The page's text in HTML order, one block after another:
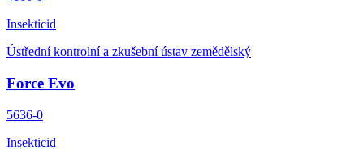
Insekticid
Ústřední kontrolní a zkušební ústav zemědělský
Force Evo
5636-0
Insekticid